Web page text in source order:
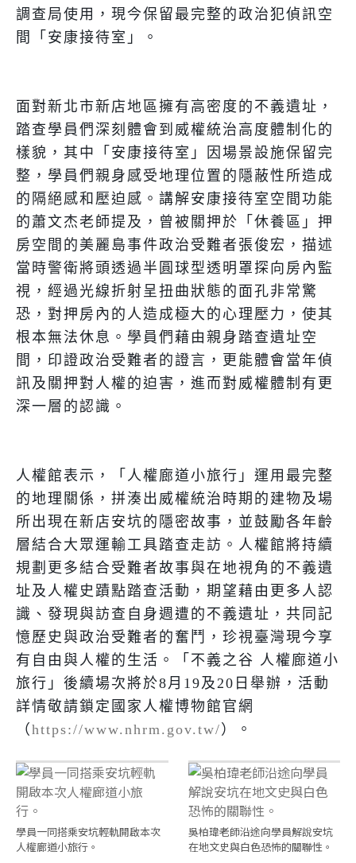
調查局使用，現今保留最完整的政治犯偵訊空
間「安康接待室」。
面對新北市新店地區擁有高密度的不義遺址，
踏查學員們深刻體會到威權統治高度體制化的
樣貌，其中「安康接待室」因場景設施保留完
整，學員們親身感受地理位置的隱蔽性所造成
的隔絕感和壓迫感。講解安康接待室空間功能
的蕭文杰老師提及，曾被關押於「休養區」押
房空間的美麗島事件政治受難者張俊宏，描述
當時警衛將頭透過半圓球型透明罩探向房內監
視，經過光線折射呈扭曲狀態的面孔非常驚
恐，對押房內的人造成極大的心理壓力，使其
根本無法休息。學員們藉由親身踏查遺址空
間，印證政治受難者的證言，更能體會當年偵
訊及關押對人權的迫害，進而對威權體制有更
深一層的認識。
人權館表示，「人權廊道小旅行」運用最完整
的地理關係，拼湊出威權統治時期的建物及場
所出現在新店安坑的隱密故事，並鼓勵各年齡
層結合大眾運輸工具踏查走訪。人權館將持續
規劃更多結合受難者故事與在地視角的不義遺
址及人權史蹟點踏查活動，期望藉由更多人認
識、發現與訪查自身週遭的不義遺址，共同記
憶歷史與政治受難者的奮鬥，珍視臺灣現今享
有自由與人權的生活。「不義之谷 人權廊道小
旅行」後續場次將於8月 19及20 日舉辦，活動
詳情敬請鎖定國家人權博物館官網
（ https://www.nhrm.gov.tw/ ）。
學員一同搭乘安坑輕軌開啟本次
人權廊道小旅行。
吳柏瑋老師沿途向學員解說安坑
在地文史與白色恐怖的關聯性。